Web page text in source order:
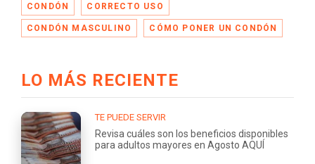
CONDÓN CORRECTO USO
CONDÓN MASCULINO CÓMO PONER UN CONDÓN
LO MÁS RECIENTE
TE PUEDE SERVIR
Revisa cuáles son los beneficios disponibles
para adultos mayores en Agosto AQUÍ